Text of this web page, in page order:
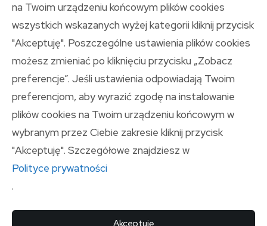
na Twoim urządzeniu końcowym plików cookies
wszystkich wskazanych wyżej kategorii kliknij przycisk
"Akceptuję". Poszczególne ustawienia plików cookies
możesz zmieniać po kliknięciu przycisku „Zobacz
preferencje”. Jeśli ustawienia odpowiadają Twoim
preferencjom, aby wyrazić zgodę na instalowanie
plików cookies na Twoim urządzeniu końcowym w
wybranym przez Ciebie zakresie kliknij przycisk
"Akceptuję". Szczegółowe znajdziesz w
Polityce prywatności
.
Akceptuję
Deweloper Gliwice – jak
przygotować się do zakupu
mieszkania z rynku
pierwotnego?
Płyty tarasowe jako sposób
na trwałą i nowoczesną
aranżację przestrzeni
Okna PCV Radomsko – na